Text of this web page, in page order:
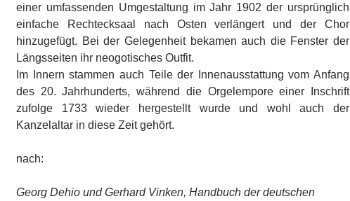
einer umfassenden Umgestaltung im Jahr 1902 der ursprünglich
einfache Rechtecksaal nach Osten verlängert und der Chor
hinzugefügt. Bei der Gelegenheit bekamen auch die Fenster der
Längsseiten ihr neogotisches Outfit.
Im Innern stammen auch Teile der Innenausstattung vom Anfang
des 20. Jahrhunderts, während die Orgelempore einer Inschrift
zufolge 1733 wieder hergestellt wurde und wohl auch der
Kanzelaltar in diese Zeit gehört.
nach:
Georg Dehio und Gerhard Vinken, Handbuch der deutschen